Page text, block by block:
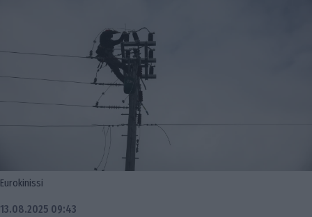
Eurokinissi
13.08.2025 09:43